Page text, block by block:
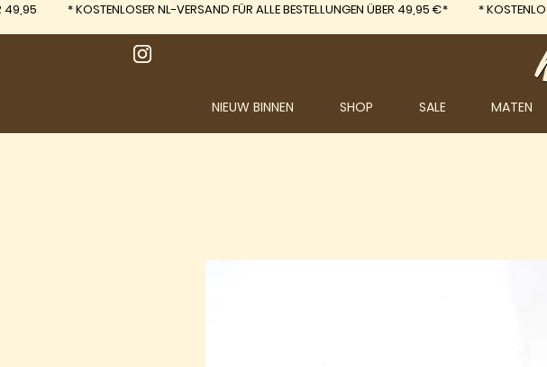
NIEUW BINNEN SHOP SALE MATEN
49,95 *KOSTENLOSER NL-VERSAND FÜR ALLE BESTELLUNGEN ÜBER 49,95 €* *